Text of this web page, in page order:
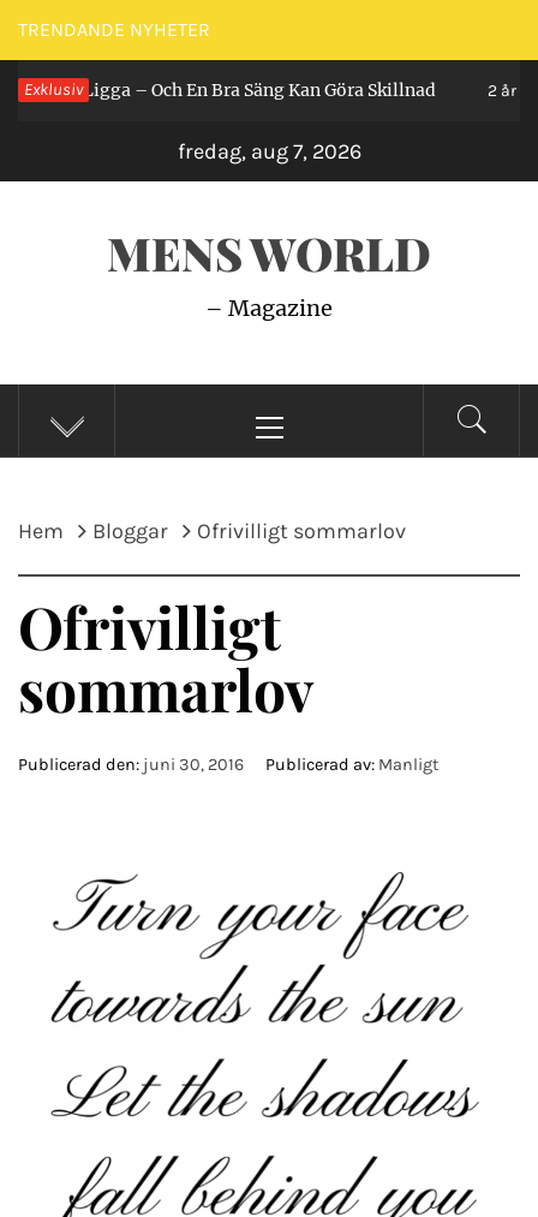
Hoppa
till
innehåll
TRENDANDE NYHETER
Exklusiv
Ligga – Och En Bra Säng Kan Göra Skillnad 2 år sedan
fredag, aug 7, 2026
MENS WORLD
– Magazine
meny
Hem Bloggar Ofrivilligt sommarlov
Ofrivilligt
sommarlov
Publicerad den: juni 30, 2016 Publicerad av: Manligt